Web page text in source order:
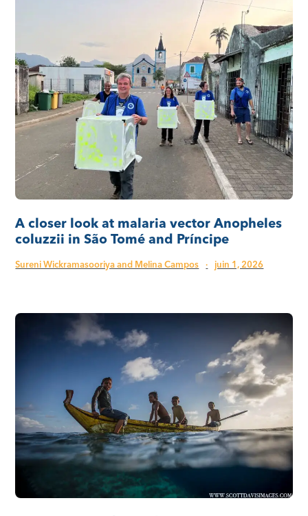
A closer look at malaria vector Anopheles
coluzzii in São Tomé and Príncipe
Sureni Wickramasooriya and Melina Campos · juin 1, 2026